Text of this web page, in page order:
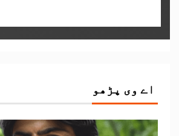
اے وی پڑھو